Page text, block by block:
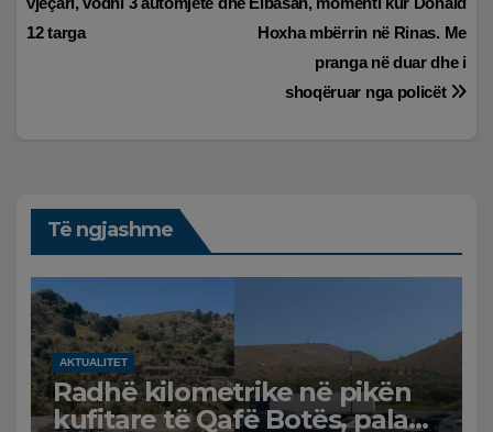
te
Hoxha mbërrin në Rinas. Me
pranga në duar dhe i
shoqëruar nga policët
12 targa
Të ngjashme
AKTUALITET
Radhë kilometrike në pikën
kufitare të Qafë Botës, pala